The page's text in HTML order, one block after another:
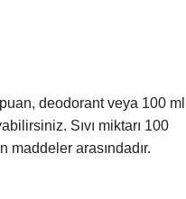
deodorant veya 100
Sıvı miktarı 100
arasındadır.